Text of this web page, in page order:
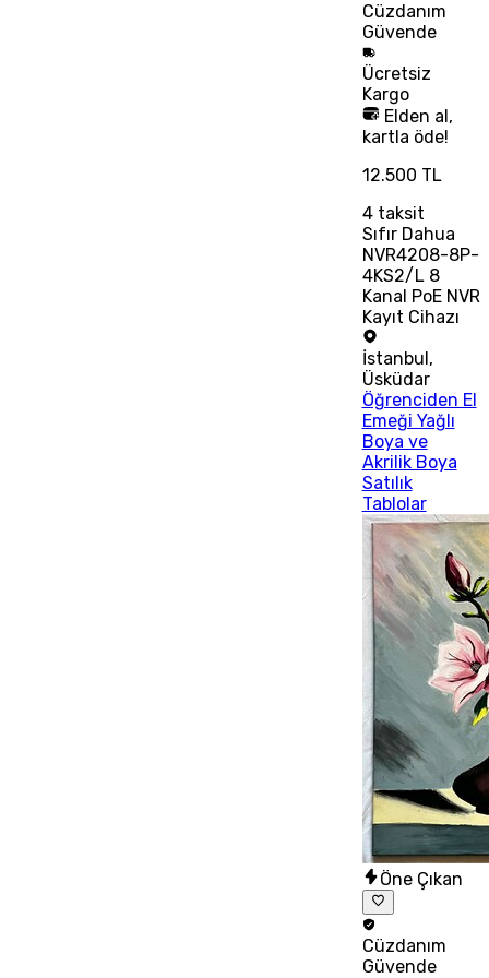
Cüzdanım
Güvende
Ücretsiz
Kargo
Elden al,
kartla öde!
12.500 TL
4taksit
Sıfır Dahua
NVR4208-8P-
4KS2/L 8
Kanal PoE NVR
Kayıt Cihazı
İstanbul ,
Üsküdar
Öğrenciden El
Emeği Yağlı
Boya ve
Akrilik Boya
Satılık
Tablolar
Öne Çıkan
Cüzdanım
Güvende